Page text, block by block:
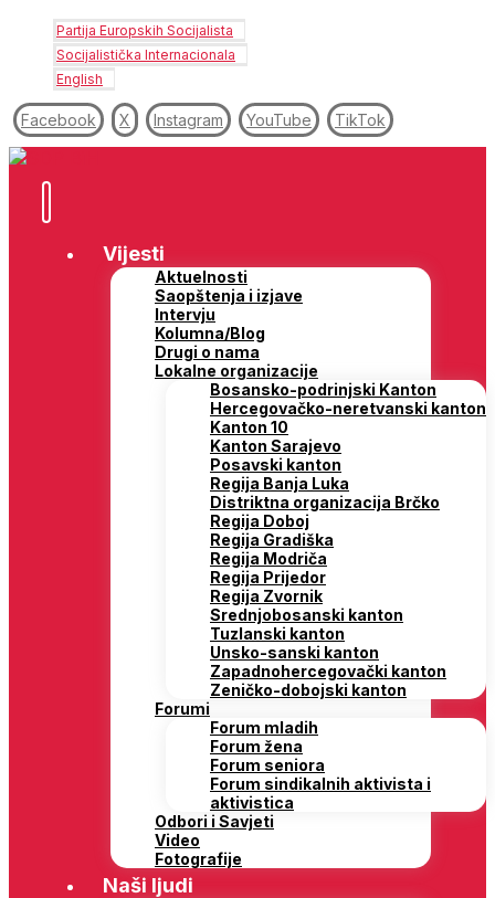
Partija Europskih Socijalista
Socijalistička Internacionala
English
Facebook X Instagram YouTube TikTok
Vijesti
Aktuelnosti
Saopštenja i izjave
Intervju
Kolumna/Blog
Drugi o nama
Lokalne organizacije
Bosansko-podrinjski Kanton
Hercegovačko-neretvanski kanton
Kanton 10
Kanton Sarajevo
Posavski kanton
Regija Banja Luka
Distriktna organizacija Brčko
Regija Doboj
Regija Gradiška
Regija Modriča
Regija Prijedor
Regija Zvornik
Srednjobosanski kanton
Tuzlanski kanton
Unsko-sanski kanton
Zapadnohercegovački kanton
Zeničko-dobojski kanton
Forumi
Forum mladih
Forum žena
Forum seniora
Forum sindikalnih aktivista i
aktivistica
Odbori i Savjeti
Video
Fotografije
Naši ljudi